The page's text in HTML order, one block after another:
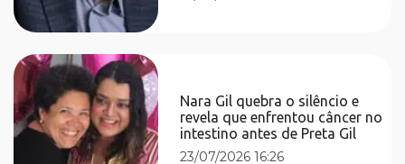
Nara Gil quebra o silêncio e
revela que enfrentou câncer no
intestino antes de Preta Gil
23/07/2026 16:26